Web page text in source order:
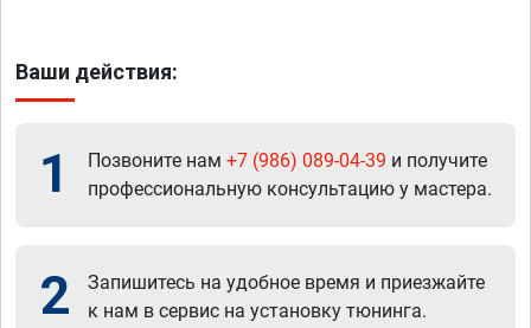
Ваши действия:
1 Позвоните нам +7 (986) 089-04-39 и получите
профессиональную консультацию у мастера.
2
Запишитесь на удобное время и приезжайте
к нам в сервис на установку тюнинга.